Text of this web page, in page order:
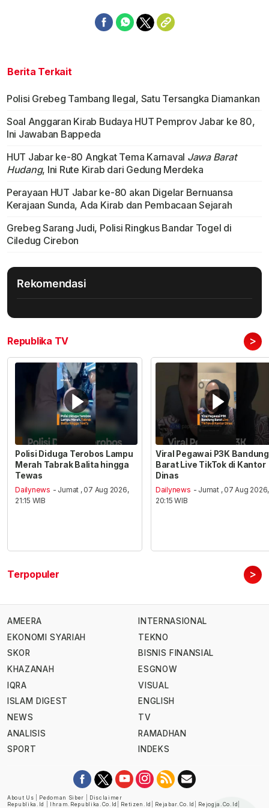
Berita Terkait
Polisi Grebeg Tambang Ilegal, Satu Tersangka Diamankan
Soal Anggaran Kirab Budaya HUT Pemprov Jabar ke 80,
Ini Jawaban Bappeda
HUT Jabar ke-80 Angkat Tema Karnaval Jawa Barat
Hudang, Ini Rute Kirab dari Gedung Merdeka
Perayaan HUT Jabar ke-80 akan Digelar Bernuansa
Kerajaan Sunda, Ada Kirab dan Pembacaan Sejarah
Grebeg Sarang Judi, Polisi Ringkus Bandar Togel di
Ciledug Cirebon
Rekomendasi
Republika TV >
Polisi Diduga Terobos Lampu
Merah Tabrak Balita hingga
Tewas
Dailynews - Jumat , 07 Aug 2026,
21:15 WIB
Viral Pegawai P3K Bandung
Barat Live TikTok di Kantor
Dinas
Dailynews - Jumat , 07 Aug 2026,
20:15 WIB
Terpopuler >
AMEERA
EKONOMI SYARIAH
SKOR
KHAZANAH
IQRA
ISLAM DIGEST
NEWS
ANALISIS
SPORT
INTERNASIONAL
TEKNO
BISNIS FINANSIAL
ESGNOW
VISUAL
ENGLISH
TV
RAMADHAN
INDEKS
About Us Pedoman Siber
Disclaimer
Republika.id
Ihram.republika.co.id Retizen.id Rejabar.co.id Rejogja.co.id